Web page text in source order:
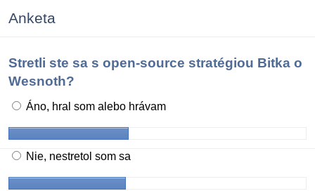
Anketa
Stretli ste sa s open-source stratégiou Bitka o
Wesnoth?
Áno, hral som alebo hrávam
Nie, nestretol som sa